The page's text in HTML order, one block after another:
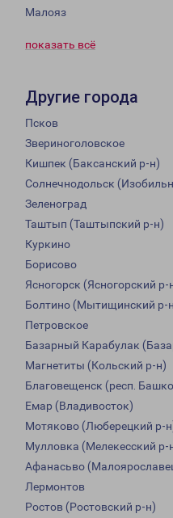
Малояз
показать всё
Другие города
Псков
Звериноголовское
Кишпек (Баксанский р-н)
Солнечнодольск
Зеленоград
Таштып (Таштыпский р-н)
Куркино
Борисово
Ясногорск (Ясногорский р-
Болтино (Мытищинский р-
Петровское
Базарный Карабулак
Магнетиты (Кольский р-н)
Благовещенск (респ.
Емар (Владивосток)
Мотяково (Люберецкий р-
Мулловка (Мелекесский р-
Афанасьво
Лермонтов
Ростов (Ростовский р-н)